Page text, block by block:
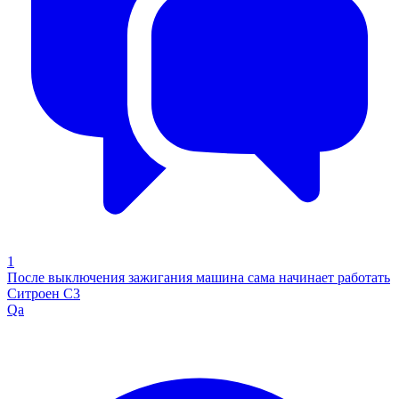
1
После выключения зажигания машина сама начинает работать
Ситроен С3
Qa